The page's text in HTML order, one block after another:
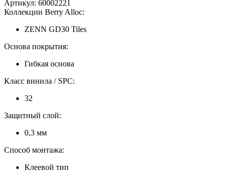
Артикул: 60002221
Коллекции Berry Alloc:
ZENN GD30 Tiles
Основа покрытия:
Гибкая основа
Класс винила / SPC:
32
Защитный слой:
0,3 мм
Способ монтажа:
Клеевой тип